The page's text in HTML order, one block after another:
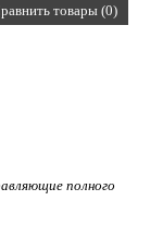
товары (0)
полного